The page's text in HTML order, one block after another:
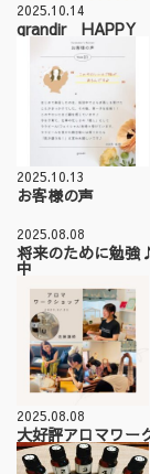
2025.10.14
grandir HAPPY
2025.10.13
お客様の声
2025.08.08
将来のために勉強
中
2025.08.08
大好評アロマワー